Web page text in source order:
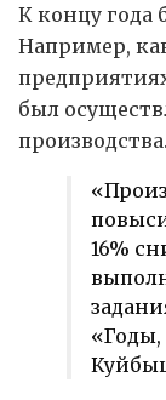
К концу года
Например,
был
производства.
16%